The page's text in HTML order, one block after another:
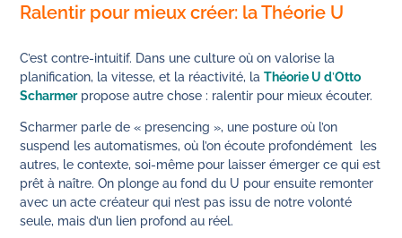
Ralentir pour mieux créer: la Théorie U
C’est contre-intuitif. Dans une culture où on valorise la
planification, la vitesse, et la réactivité, laThéorie U d’Otto
Scharmerpropose autre chose : ralentir pour mieux écouter.
Scharmer parle de « presencing », une posture où l’on
suspend les automatismes, où l’on écoute profondément les
autres, le contexte, soi-même pour laisser émerger ce qui est
prêt à naître. On plonge au fond du U pour ensuite remonter
avec un acte créateur qui n’est pas issu de notre volonté
seule, mais d’un lien profond au réel.